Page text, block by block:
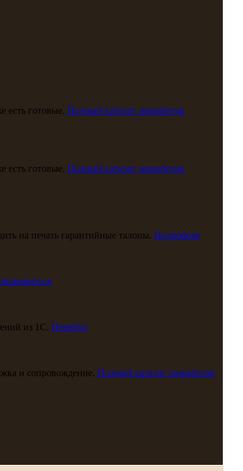
есть готовые. Полный каталог разработок
есть готовые. Полный каталог разработок
на печать гарантийные талоны. Подробнее
из 1С. Перейти
и сопровождение. Полный каталог разработок